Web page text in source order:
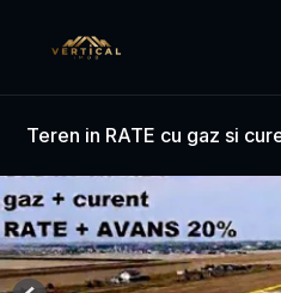
Teren in RATE cu gaz si